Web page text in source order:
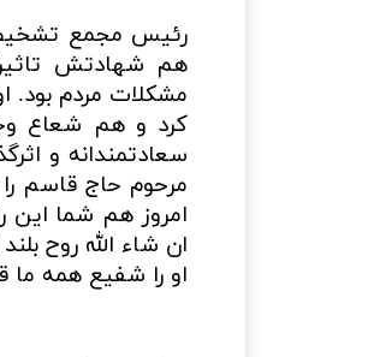
رئیس مجمع
هم شهادتش
مشکلات مردم بود.
کرد و هم شعاع
سعادتمندانه و
مرحوم حاج قاسم
امروز هم شما
ان شاء الله روح
او را شفیع همه ما